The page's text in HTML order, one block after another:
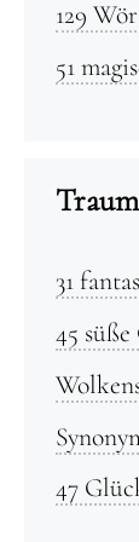
129
51
31
45
47